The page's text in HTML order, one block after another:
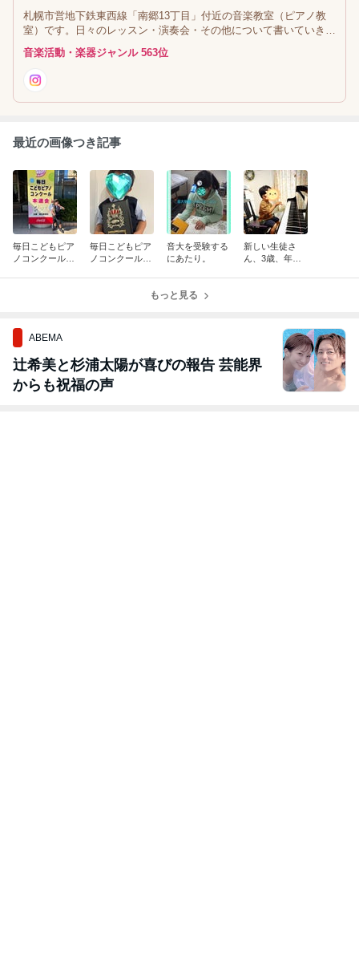
札幌市営地下鉄東西線「南郷13丁目」付近の音楽教室（ピアノ教
室）です。日々のレッスン・演奏会・その他について書いていきま
す。
音楽活動・楽器ジャンル 563位
最近の画像つき記事
毎日こどもピア
ノコンクール本
毎日こどもピア
ノコンクール・
音大を受験する
にあたり。
新しい生徒さ
ん、3歳、年少
もっと見る
ABEMA
辻希美と杉浦太陽が喜びの報告 芸能界
からも祝福の声